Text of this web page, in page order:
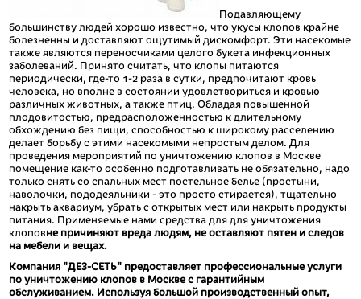
Подавляющему
большинству людей хорошо известно, что укусы клопов крайне
болезненны и доставляют ощутимый дискомфорт. Эти насекомые
также являются переносчиками целого букета инфекционных
заболеваний. Принято считать, что клопы питаются
периодически, где-то 1-2 раза в сутки, предпочитают кровь
человека, но вполне в состоянии удовлетвориться и кровью
различных животных, а также птиц. Обладая повышенной
плодовитостью, предрасположенностью к длительному
обхождению без пищи, способностью к широкому расселению
делает борьбу с этими насекомыми непростым делом. Для
проведения мероприятий по уничтожению клопов в Москве
помещение как-то особенно подготавливать не обязательно, надо
только снять со спальных мест постельное белье (простыни,
наволочки, пододеяльники - это просто стирается), тщательно
накрыть аквариум, убрать с открытых мест или накрыть продукты
питания. Применяемые нами средства для для уничтожения
клоповне причиняют вреда людям, не оставляют пятен и следов
на мебели и вещах.
Компания "ДЕЗ-СЕТЬ" предоставляет профессиональные услуги
по уничтожению клопов в Москве с гарантийным
обслуживанием. Используя большой производственный опыт,